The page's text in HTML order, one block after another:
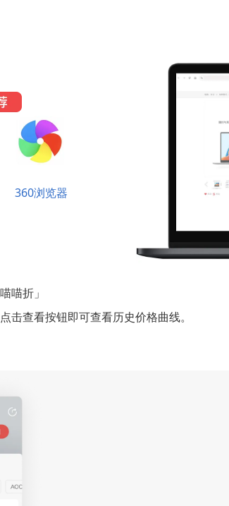
360浏览器
喵折」
查看按钮即可查看历史价格曲线。